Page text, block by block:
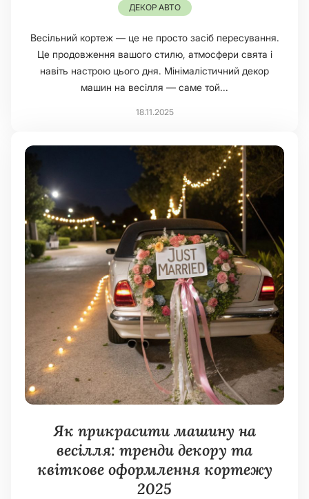
ДЕКОР АВТО
Весільний кортеж — це не просто засіб пересування.
Це продовження вашого стилю, атмосфери свята і
навіть настрою цього дня. Мінімалістичний декор
машин на весілля — саме той...
18.11.2025
Як прикрасити машину на
весілля: тренди декору та
квіткове оформлення кортежу
2025